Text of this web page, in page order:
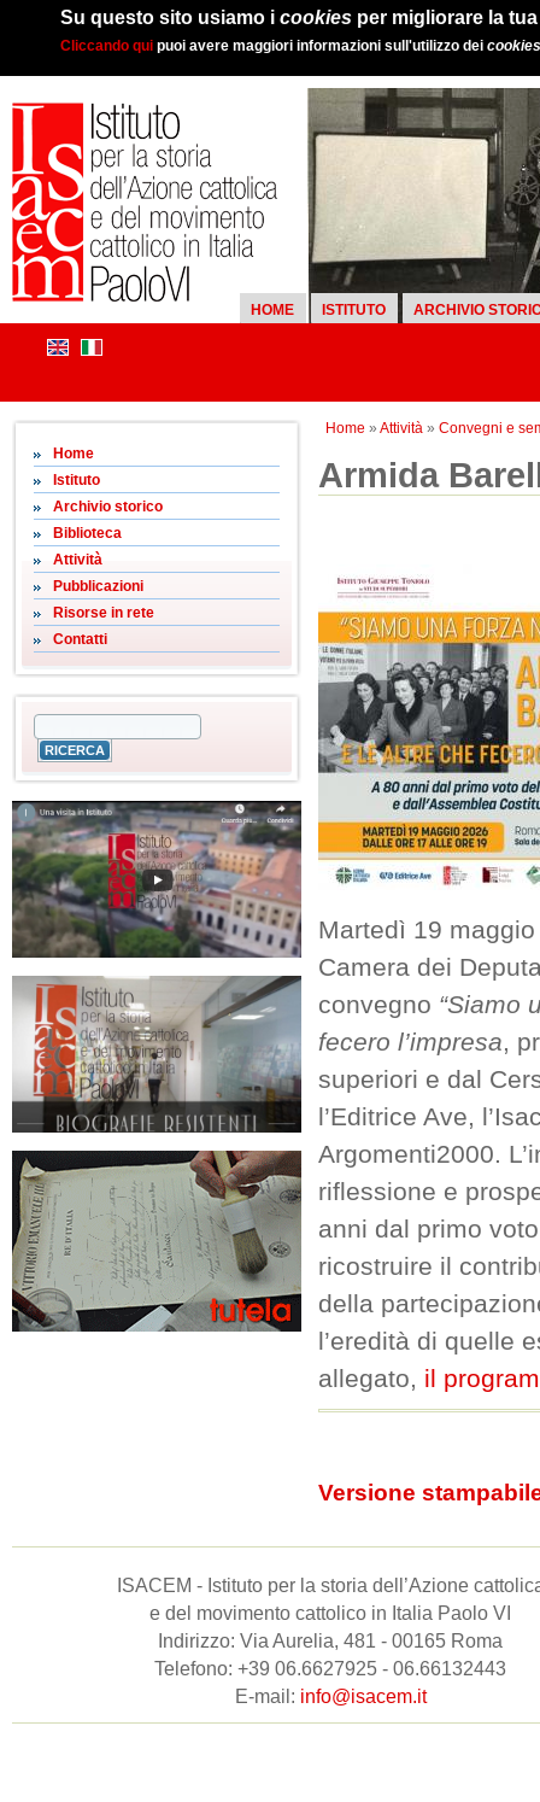
Su questo sito usiamo i cookies per migliorare la
Cliccando qui puoi avere maggiori informazioni sull'utilizzo dei cookies
HOME ISTITUTO ARCHIVIO
Home » Attività» Convegni e
Home
Istituto
Archivio storico
Biblioteca
Attività
Pubblicazioni
Risorse in rete
Contatti
Armida
Martedì 19
Camera dei
convegno “Siamo
fecero l’impresa,
superiori e dal
l’Editrice Ave,
Argomenti2000.
riflessione e
anni dal primo
ricostruire il
della
l’eredità di quelle
allegato, il
Versione
ISACEM - Istituto per la storia dell’Azione
e del movimento cattolico in Italia Paolo VI
Indirizzo: Via Aurelia, 481 - 00165 Roma
Telefono: +39 06.6627925 - 06.66132443
E-mail: info@isacem.it